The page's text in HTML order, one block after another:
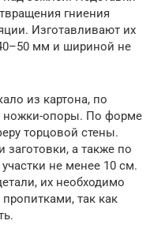
гниения
Изготавливают их
мм и шириной не
из картона, по
ножки-опоры. По форме
торцовой стены.
заготовки, а также по
не менее 10 см.
их необходимо
так как